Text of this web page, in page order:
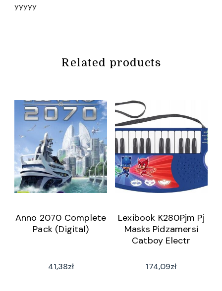
yyyyy
Related products
Anno 2070 Complete
Pack (Digital)
41,38zł
Lexibook K280Pjm Pj
Masks Pidzamersi
Catboy Electr
174,09zł